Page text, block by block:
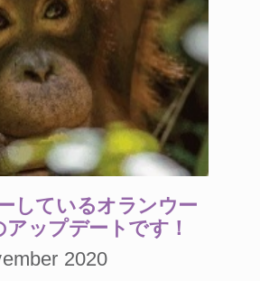
しているオランウー
ップデートです！
2020